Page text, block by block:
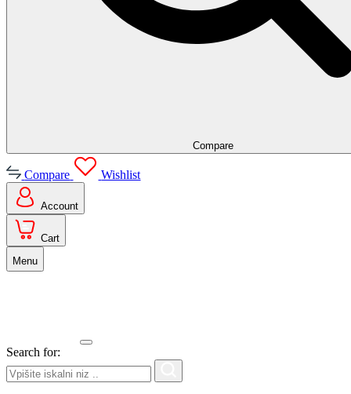
Compare
Compare Wishlist
Account
Cart
Menu
Search for: